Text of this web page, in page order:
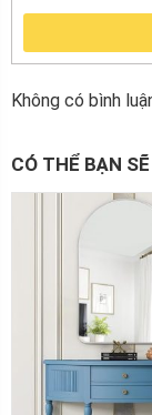
Không có bình
CÓ THỂ BẠN